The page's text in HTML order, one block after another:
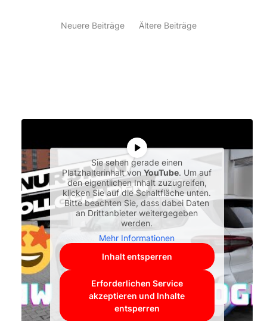
Neuere Beiträge Ältere Beiträge
Sie sehen gerade einen
Platzhalterinhalt vonYouTube. Um auf
den eigentlichen Inhalt zuzugreifen,
klicken Sie auf die Schaltfläche unten.
Bitte beachten Sie, dass dabei Daten
an Drittanbieter weitergegeben
werden.
Mehr Informationen
Inhalt entsperren
Erforderlichen Service
akzeptieren und Inhalte
entsperren